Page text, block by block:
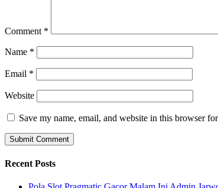
Comment *
Name *
Email *
Website
Save my name, email, and website in this browser
Recent Posts